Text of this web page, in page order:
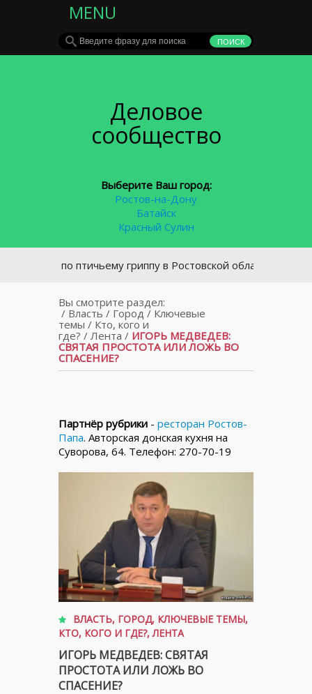
MENU
Деловое
сообщество
Выберите Ваш город:
Ростов-на-Дону
Батайск
Красный Сулин
по птичьему гриппу в Ростовской области снят
Вы смотрите раздел:
/ Власть / Город / Ключевые
темы / Кто, кого и
где? / Лента / ИГОРЬ МЕДВЕДЕВ:
СВЯТАЯ ПРОСТОТА ИЛИ ЛОЖЬ ВО
СПАСЕНИЕ?
Партнёр рубрики - ресторан Ростов-
Папа. Авторская донская кухня на
Суворова, 64. Телефон: 270-70-19
ВЛАСТЬ, ГОРОД, КЛЮЧЕВЫЕ ТЕМЫ,
КТО, КОГО И ГДЕ?,ЛЕНТА
ИГОРЬ МЕДВЕДЕВ: СВЯТАЯ
ПРОСТОТА ИЛИ ЛОЖЬ ВО
СПАСЕНИЕ?